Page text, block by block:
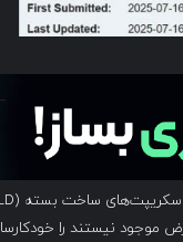
موجود نیستند را